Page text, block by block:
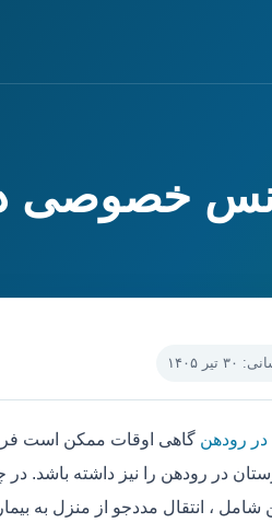
خصوصی
۱۴۰۵
در رودهن گاهی اوقات ممکن است
در رودهن را نیز داشته باشد.
شامل ، انتقال مددجو از منزل به